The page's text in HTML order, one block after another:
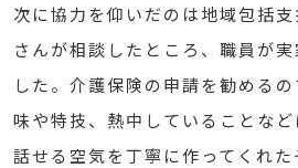
次に協力を仰いだのは地域包括
さんが相談したところ、職員が
した。介護保険の申請を勧める
味や特技、熱中していることな
話せる空気を丁寧に作ってくれ